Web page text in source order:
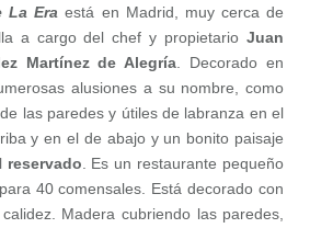
La Era está en Madrid, muy cerca de
a cargo del chef y propietarioJuan
Martínez de Alegría . Decorado en
alusiones a su nombre, como
las paredes y útiles de labranza en el
y en el de abajo y un bonito paisaje
reservado . Es un restaurante pequeño
40 comensales. Está decorado con
Madera cubriendo las paredes,